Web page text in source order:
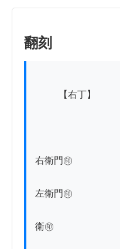
翻刻
荊
名主
右衛門㊞
組頭
左衛門㊞
同断
衛㊞
長百